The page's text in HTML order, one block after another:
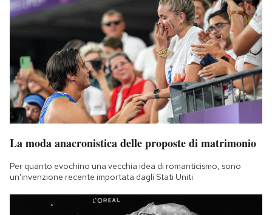
La moda anacronistica delle proposte di matrimonio
Per quanto evochino una vecchia idea di romanticismo, sono
un'invenzione recente importata dagli Stati Uniti